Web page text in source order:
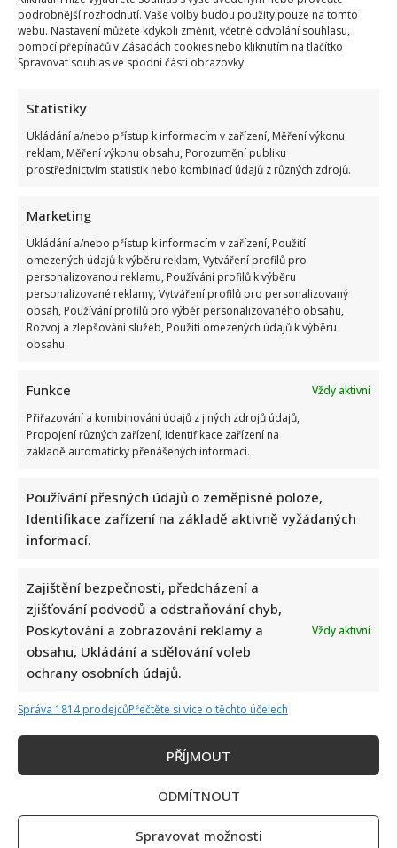
podrobnější rozhodnutí. Vaše volby budou použity pouze na tomto
webu. Nastavení můžete kdykoli změnit, včetně odvolání souhlasu,
pomocí přepínačů v Zásadách cookies nebo kliknutím na tlačítko
Spravovat souhlas ve spodní části obrazovky.
Statistiky
Ukládání a/nebo přístup k informacím v zařízení, Měření výkonu
reklam, Měření výkonu obsahu, Porozumění publiku
prostřednictvím statistik nebo kombinací údajů z různých zdrojů.
Marketing
Ukládání a/nebo přístup k informacím v zařízení, Použití
omezených údajů k výběru reklam, Vytváření profilů pro
personalizovanou reklamu, Používání profilů k výběru
personalizované reklamy, Vytváření profilů pro personalizovaný
obsah, Používání profilů pro výběr personalizovaného obsahu,
Rozvoj a zlepšování služeb, Použití omezených údajů k výběru
obsahu.
Funkce
Vždy aktivní
Přiřazování a kombinování údajů z jiných zdrojů údajů,
Propojení různých zařízení, Identifikace zařízení na
základě automaticky přenášených informací.
Používání přesných údajů o zeměpisné poloze,
Identifikace zařízení na základě aktivně vyžádaných
informací.
Zajištění bezpečnosti, předcházení a
zjišťování podvodů a odstraňování chyb,
Poskytování a zobrazování reklamy a
obsahu, Ukládání a sdělování voleb
ochrany osobních údajů.
Vždy aktivní
Správa 1814 prodejcůPřečtěte si více o těchto účelech
PŘÍJMOUT
ODMÍTNOUT
Spravovat možnosti
Suchánek si rýpl do Macinky a jeho vyjádření o klimatické
krizi: Svým videem rozdělil společnost
Vědomostní kvíz pro fanoušky AZ-kvízu: Je čas zjistit, kdo
by se dostal k bankomatu pomocí 10 otázek
Tragický konec Františka Sahuly: Kytaristu Tří sester
mladíci ubili kvůli banálnímu sporu
Stačila jedna fotka z dovolené, aby se na Babiše snesla další
kritika: Lidé spekulují, kde se koupe